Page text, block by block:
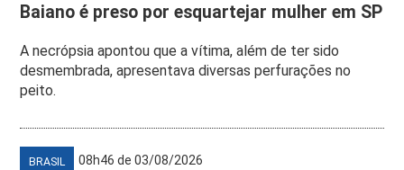
Baiano é preso por esquartejar mulher em SP
A necrópsia apontou que a vítima, além de ter sido
desmembrada, apresentava diversas perfurações no
peito.
BRASIL 08h46 de 03/08/2026